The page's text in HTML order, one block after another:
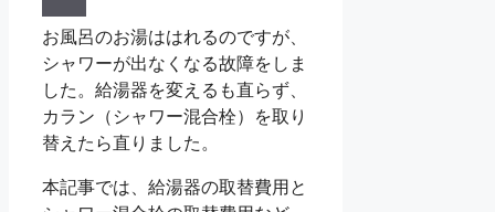
on
お風呂のお湯ははれるのですが、
シャワーが出なくなる故障をしま
した。給湯器を変えるも直らず、
カラン（シャワー混合栓）を取り
替えたら直りました。
本記事では、給湯器の取替費用と